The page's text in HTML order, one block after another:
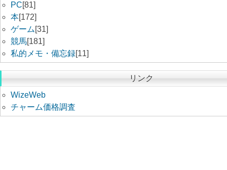
PC[81]
本[172]
ゲーム [31]
競馬[181]
私的メモ・備忘録[11]
リンク
WizeWeb
チャーム価格調査